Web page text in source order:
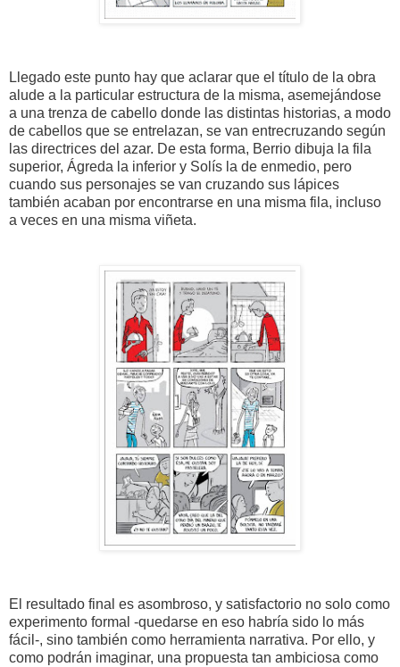
Llegado este punto hay que aclarar que el título de la obra
alude a la particular estructura de la misma, asemejándose
a una trenza de cabello donde las distintas historias, a modo
de cabellos que se entrelazan, se van entrecruzando según
las directrices del azar. De esta forma, Berrio dibuja la fila
superior, Ágreda la inferior y Solís la de enmedio, pero
cuando sus personajes se van cruzando sus lápices
también acaban por encontrarse en una misma fila, incluso
a veces en una misma viñeta.
El resultado final es asombroso, y satisfactorio no solo como
experimento formal -quedarse en eso habría sido lo más
fácil-, sino también como herramienta narrativa. Por ello, y
como podrán imaginar, una propuesta tan ambiciosa como